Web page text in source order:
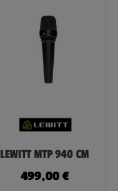
LEWITT MTP 940 CM
499,00€